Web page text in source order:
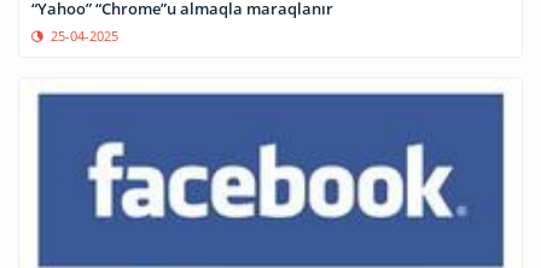
“Yahoo” “Chrome”u almaqla maraqlanır
25-04-2025